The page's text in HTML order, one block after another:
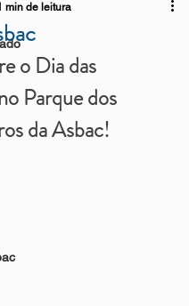
min de leitura
o Dia das
Parque dos
da Asbac!